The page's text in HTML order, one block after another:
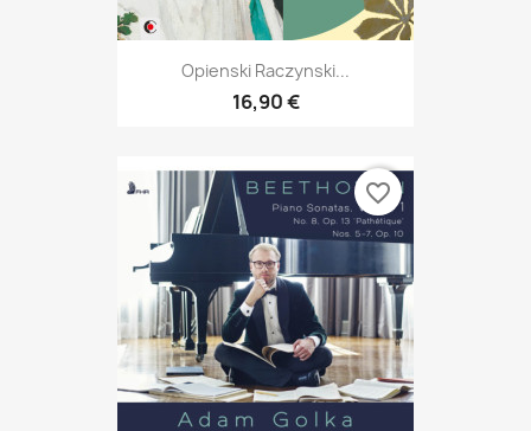
Opienski Raczynski...
16,90 €
favorite_border